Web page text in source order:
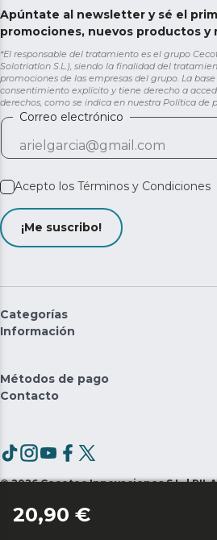
20,90 €
Apúntate al newsletter y sé el
promociones, nuevos productos y
*El responsable del tratamiento es el grupo
Solotriatlon S.L.), siendo la finalidad del
promociones de las empresas del grupo. La
consentimiento explícito y tiene derecho a
derechos, como se indica en nuestra Política de
Correo electrónico
Acepto los Términos y Condiciones
¡Me suscribo!
Categorías
Información
Métodos de pago
Contacto
©2026 Cecotec Innovaciones S.L. | RII-